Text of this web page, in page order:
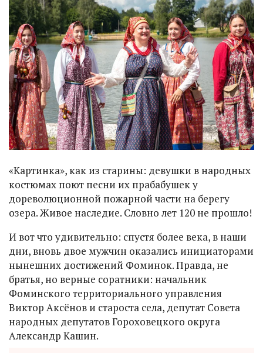
«Картинка», как из старины: девушки в народных
костюмах поют песни их прабабушек у
дореволюционной пожарной части на берегу
озера. Живое наследие. Словно лет 120 не прошло!
И вот что удивительно: спустя более века, в наши
дни, вновь двое мужчин оказались инициаторами
нынешних достижений Фоминок. Правда, не
братья, но верные соратники: начальник
Фоминского территориального управления
Виктор Аксёнов и староста села, депутат Совета
народных депутатов Гороховецкого округа
Александр Кашин.